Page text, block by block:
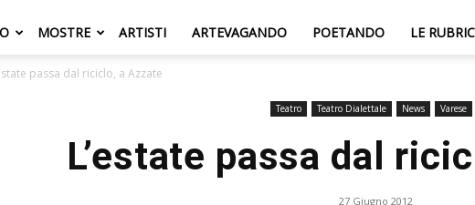
MOSTRE ARTISTI ARTEVAGANDO POETANDO LE
passa dal riciclo, a Azzate
Teatro Teatro Dialettale News Varese
L’estate passa dal
27 Giugno 2012